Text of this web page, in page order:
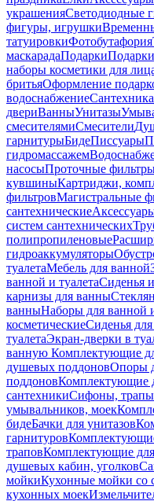
украшенияСветодиодные
фигуры, игрушки
татуировкиФотобутафория
маскарадаПодарки
наборы косметики для
бритьяОформление
водоснабжениеСантехника
двериВанныУнитазы
смесителямиСмесители
гарнитурыБидеПиссуары
гидромассажем
насосыПроточные
кувшиныКартриджи,
фильтровМагистральные
сантехнические
систем сантехнических
полипропиленовые
гидроаккумуляторы
туалетаМебель для ванной
ванной и туалетаСиденья
карнизы для ванны
ванныНаборы для ванной
косметическиеСиденья
туалетаЭкран-дверки в
ванную Комплектующие
душевых поддоновОпоры
поддоновКомплектующие
сантехникиСифоны, трапы
умывальников, моек
бидеБачки для унитазов
гарнитуров
траповКомплектующие для
душевых кабин, уголков
мойкиКухонные мойки со
кухонных моек